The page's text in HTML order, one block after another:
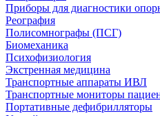
Приборы для диагностики
Реография
Полисомнографы (ПСГ)
Биомеханика
Психофизиология
Экстренная медицина
Транспортные аппараты ИВЛ
Транспортные мониторы
Портативные дефибрилляторы